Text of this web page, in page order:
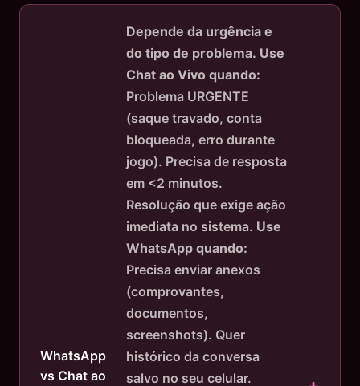
WhatsApp
vs Chat ao
Depende da urgência e
do tipo de problema. Use
Chat ao Vivo quando:
Problema URGENTE
(saque travado, conta
bloqueada, erro durante
jogo). Precisa de resposta
em <2 minutos.
Resolução que exige ação
imediata no sistema. Use
WhatsApp quando:
Precisa enviar anexos
(comprovantes,
documentos,
screenshots). Quer
histórico da conversa
salvo no seu celular.